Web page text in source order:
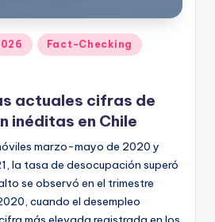
Fact-Checking
actuales cifras de
inéditas en Chile
marzo-mayo de 2020 y
la tasa de desocupación superó
se observó en el trimestre
cuando el desempleo